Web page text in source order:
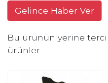
Gelince Haber Ver
Bu ürünün yerine
ürünler